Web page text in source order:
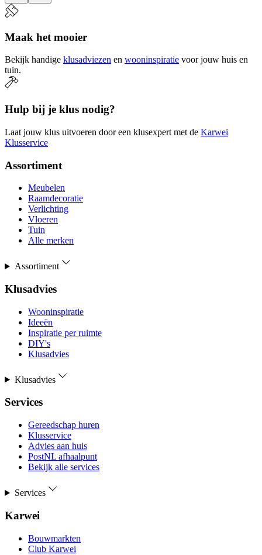
Maak het mooier
Bekijk handige klusadviezen en wooninspiratie voor jouw huis en
tuin.
Hulp bij je klus nodig?
Laat jouw klus uitvoeren door een klusexpert met de Karwei
Klusservice
Assortiment
Meubelen
Raamdecoratie
Verlichting
Vloeren
Tuin
Alle merken
Assortiment
Klusadvies
Wooninspiratie
Ideeën
Inspiratie per ruimte
DIY's
Klusadvies
Klusadvies
Services
Gereedschap huren
Klusservice
Advies aan huis
PostNL afhaalpunt
Bekijk alle services
Services
Karwei
Bouwmarkten
Club Karwei